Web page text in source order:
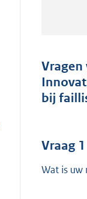
Vragen
bij
Vraag 1
Wat is